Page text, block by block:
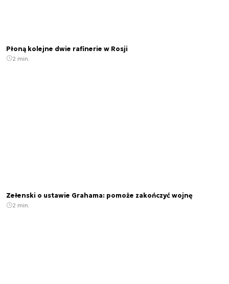
Płoną kolejne dwie rafinerie w Rosji
2 min.
Zełenski o ustawie Grahama: pomoże zakończyć wojnę
2 min.